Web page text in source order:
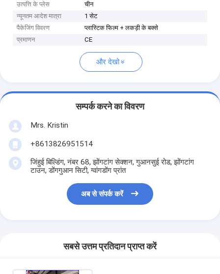
उत्पत्ति के प्लेस
चीन
न्यूनतम आदेश मात्रा
1 सेट
पैकेजिंग विवरण
प्लास्टिक फिल्म + लकड़ी के बक्से
प्रमाणन
CE
और देखो
सम्पर्क करने का विवरण
Mrs. Kristin
+8613826951514
जिंहुई बिल्डिंग, नंबर 68, झोंगटांग सेक्शन, गुआनसुई रोड, झोंगटांग
टाउन, डोंगगुआन सिटी, ग्वांगडोंग प्रांत
अब से संपर्क करें
सबसे उत्तम प्रतिदान प्राप्त करें